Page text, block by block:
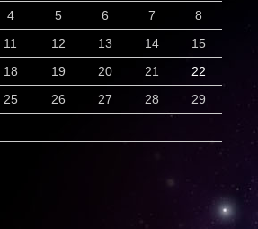
4 5 6 7
8
11 12 13 14
15
18 19 20 21
22
25 26 27 28
29